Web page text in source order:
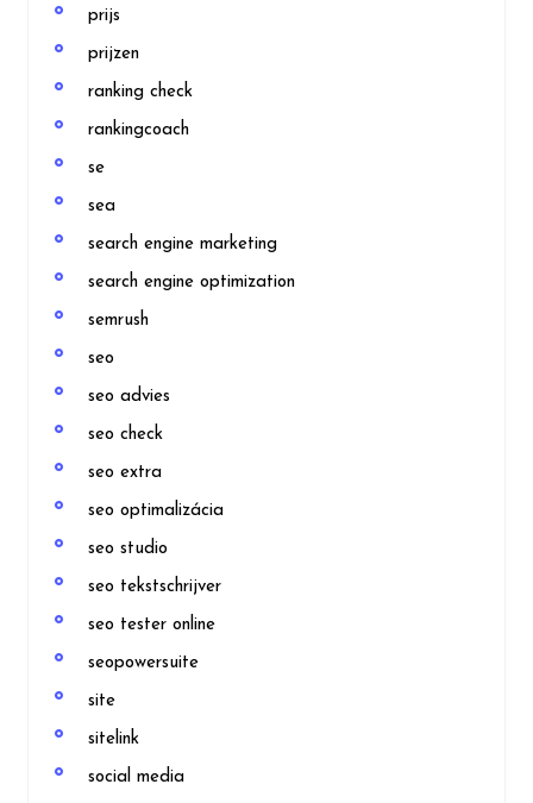
prijs
prijzen
ranking check
rankingcoach
se
sea
search engine marketing
search engine optimization
semrush
seo
seo advies
seo check
seo extra
seo optimalizácia
seo studio
seo tekstschrijver
seo tester online
seopowersuite
site
sitelink
social media